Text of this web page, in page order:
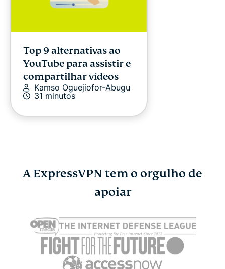
Top 9 alternativas ao
YouTube para assistir e
compartilhar vídeos
Kamso Oguejiofor-Abugu
31 minutos
Como saber se seu
espionado e o que fazer
ExpressVPN 14 minutos
iPhone
A ExpressVPN tem o orgulho de
apoiar